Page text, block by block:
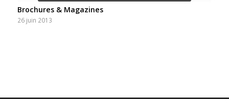
Brochures & Magazines
26 juin 2013